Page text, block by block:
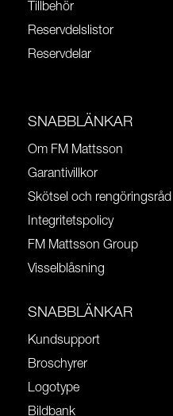
Tillbehör
Reservdelslistor
Reservdelar
SNABBLÄNKAR
Om FM Mattsson
Garantivillkor
Skötsel och rengöringsråd
Integritetspolicy
FM Mattsson Group
Visselblåsning
SNABBLÄNKAR
Kundsupport
Broschyrer
Logotype
Bildbank